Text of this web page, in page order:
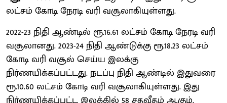
லட்சம் கோடி நேரடி வரி வசூலாகியுள்ளது.
2022-23 நிதி ஆண்டில் ரூ.16.61 லட்சம் கோடி நேரடி வரி
வசூலானது. 2023-24 நிதி ஆண்டுக்கு ரூ.18.23 லட்சம்
கோடி வரி வசூல் செய்ய இலக்கு
நிர்ணயிக்கப்பட்டது. நடப்பு நிதி ஆண்டில் இதுவரை
ரூ.10.60 லட்சம் கோடி வரி வசூலாகியுள்ளது. இது